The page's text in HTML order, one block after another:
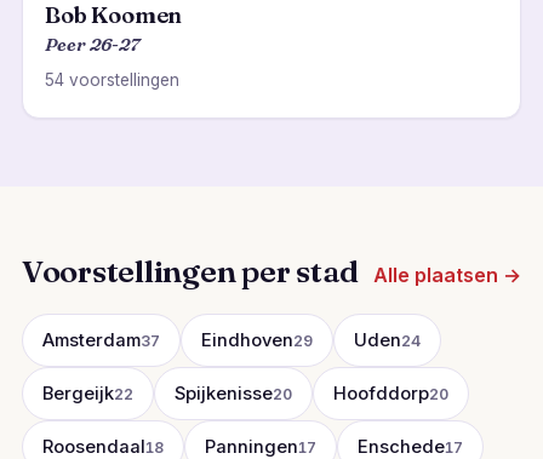
Bob Koomen
Peer 26-27
54 voorstellingen
Voorstellingen per stad Alle plaatsen →
Amsterdam37 Eindhoven29 Uden24
Bergeijk22 Spijkenisse20 Hoofddorp20
Roosendaal18 Panningen17 Enschede17